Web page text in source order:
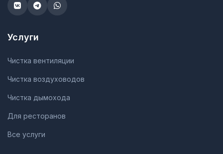
Услуги
Чистка вентиляции
Чистка воздуховодов
Чистка дымохода
Для ресторанов
Все услуги